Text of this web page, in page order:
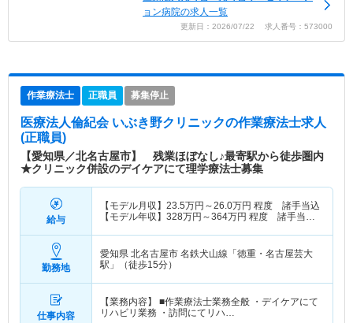
ョン病院の求人一覧
更新日：2026/07/22 求人番号：573000
作業療法士 正職員 募集停止
医療法人倫紀会 いぶき野クリニックの作業療法士求人
(正職員)
【愛知県／北名古屋市】 残業ほぼなし♪最寄駅から徒歩圏内
★クリニック併設のデイケアにて理学療法士募集
給与
【モデル月収】 23.5万円～26.0万円 程度 諸手当込
【モデル年収】 328万円～364万円 程度 諸手当・
勤務地
愛知県 北名古屋市 名鉄犬山線「徳重・名古屋芸大
駅」（徒歩15分）
仕事内容
【業務内容】 ■作業療法士業務全般 ・デイケアにて
リハビリ業務 ・訪問にてリハ…